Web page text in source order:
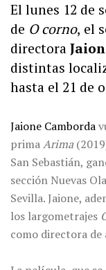
El lunes 12 de
de O corno, el
directora
distintas
hasta el 21 de
Jaione Camborda
primaArima
San Sebastián,
sección Nuevas
Sevilla. Jaione,
los largometrajes
como directora